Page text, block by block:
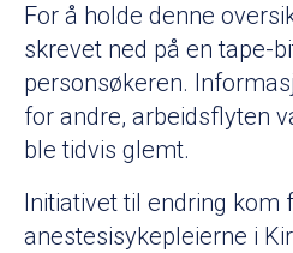
For å holde denne
skrevet ned på en tape-
personsøkeren.
for andre, arbeidsflyten
ble tidvis glemt.
Initiativet til endring kom
anestesisykepleierne i